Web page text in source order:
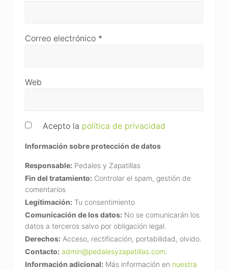
Correo electrónico *
Web
Acepto la política de privacidad
Información sobre protección de datos
Responsable: Pedales y Zapatillas
Fin del tratamiento: Controlar el spam, gestión de
comentarios
Legitimación: Tu consentimiento
Comunicación de los datos: No se comunicarán los
datos a terceros salvo por obligación legal.
Derechos: Acceso, rectificación, portabilidad, olvido.
Contacto: admin@pedalesyzapatillas.com.
Información adicional: Más información en nuestra